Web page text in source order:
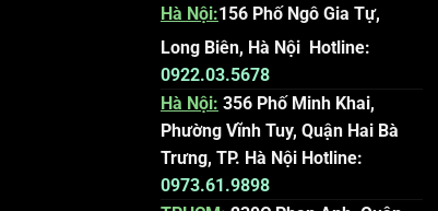
Hà Nội:156 Phố Ngô Gia Tự,
Long Biên, Hà Nội Hotline:
0922.03.5678
Hà Nội: 356 Phố Minh Khai,
Phường Vĩnh Tuy, Quận Hai Bà
Trưng, TP. Hà Nội Hotline:
0973.61.9898